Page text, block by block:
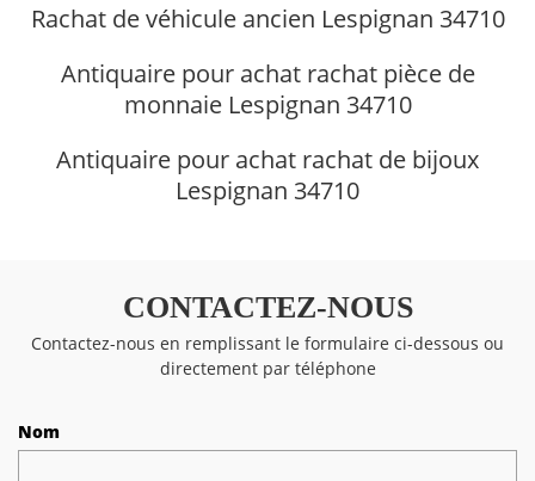
Rachat de véhicule ancien Lespignan 34710
Antiquaire pour achat rachat pièce de
monnaie Lespignan 34710
Antiquaire pour achat rachat de bijoux
Lespignan 34710
CONTACTEZ-NOUS
Contactez-nous en remplissant le formulaire ci-dessous ou
directement par téléphone
Nom